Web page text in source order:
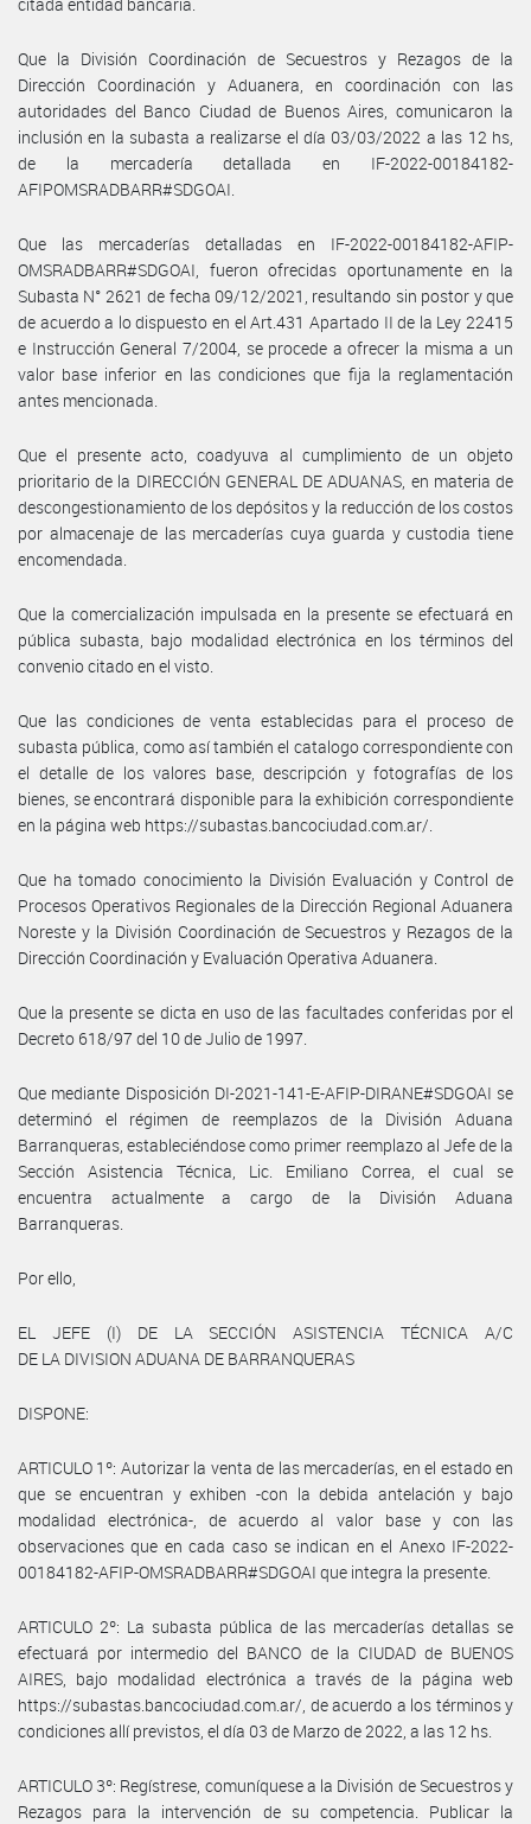
Que la División Coordinación de Secuestros y Rezagos de la
Dirección Coordinación y Aduanera, en coordinación con las
autoridades del Banco Ciudad de Buenos Aires, comunicaron la
inclusión en la subasta a realizarse el día 03/03/2022 a las 12 hs,
de la mercadería detallada en IF-2022-00184182-
AFIPOMSRADBARR#SDGOAI.
Que las mercaderías detalladas en IF-2022-00184182-AFIP-
OMSRADBARR#SDGOAI, fueron ofrecidas oportunamente en la
Subasta N° 2621 de fecha 09/12/2021, resultando sin postor y que
de acuerdo a lo dispuesto en el Art.431 Apartado II de la Ley 22415
e Instrucción General 7/2004, se procede a ofrecer la misma a un
valor base inferior en las condiciones que fija la reglamentación
antes mencionada.
Que el presente acto, coadyuva al cumplimiento de un objeto
prioritario de la DIRECCIÓN GENERAL DE ADUANAS, en materia de
descongestionamiento de los depósitos y la reducción de los costos
por almacenaje de las mercaderías cuya guarda y custodia tiene
encomendada.
Que la comercialización impulsada en la presente se efectuará en
pública subasta, bajo modalidad electrónica en los términos del
convenio citado en el visto.
Que las condiciones de venta establecidas para el proceso de
subasta pública, como así también el catalogo correspondiente con
el detalle de los valores base, descripción y fotografías de los
bienes, se encontrará disponible para la exhibición correspondiente
en la página web https://subastas.bancociudad.com.ar/.
Que ha tomado conocimiento la División Evaluación y Control de
Procesos Operativos Regionales de la Dirección Regional Aduanera
Noreste y la División Coordinación de Secuestros y Rezagos de la
Dirección Coordinación y Evaluación Operativa Aduanera.
Que la presente se dicta en uso de las facultades conferidas por el
Decreto 618/97 del 10 de Julio de 1997.
Que mediante Disposición DI-2021-141-E-AFIP-DIRANE#SDGOAI se
determinó el régimen de reemplazos de la División Aduana
Barranqueras, estableciéndose como primer reemplazo al Jefe de la
Sección Asistencia Técnica, Lic. Emiliano Correa, el cual se
encuentra actualmente a cargo de la División Aduana
Barranqueras.
Por ello,
EL JEFE (I) DE LA SECCIÓN ASISTENCIA TÉCNICA A/C
DE LA DIVISION ADUANA DE BARRANQUERAS
DISPONE:
ARTICULO 1º: Autorizar la venta de las mercaderías, en el estado en
que se encuentran y exhiben -con la debida antelación y bajo
modalidad electrónica-, de acuerdo al valor base y con las
observaciones que en cada caso se indican en el Anexo IF-2022-
00184182-AFIP-OMSRADBARR#SDGOAI que integra la presente.
ARTICULO 2º: La subasta pública de las mercaderías detallas se
efectuará por intermedio del BANCO de la CIUDAD de BUENOS
AIRES, bajo modalidad electrónica a través de la página web
https://subastas.bancociudad.com.ar/, de acuerdo a los términos y
condiciones allí previstos, el día 03 de Marzo de 2022, a las 12 hs.
ARTICULO 3º: Regístrese, comuníquese a la División de Secuestros y
Rezagos para la intervención de su competencia. Publicar la